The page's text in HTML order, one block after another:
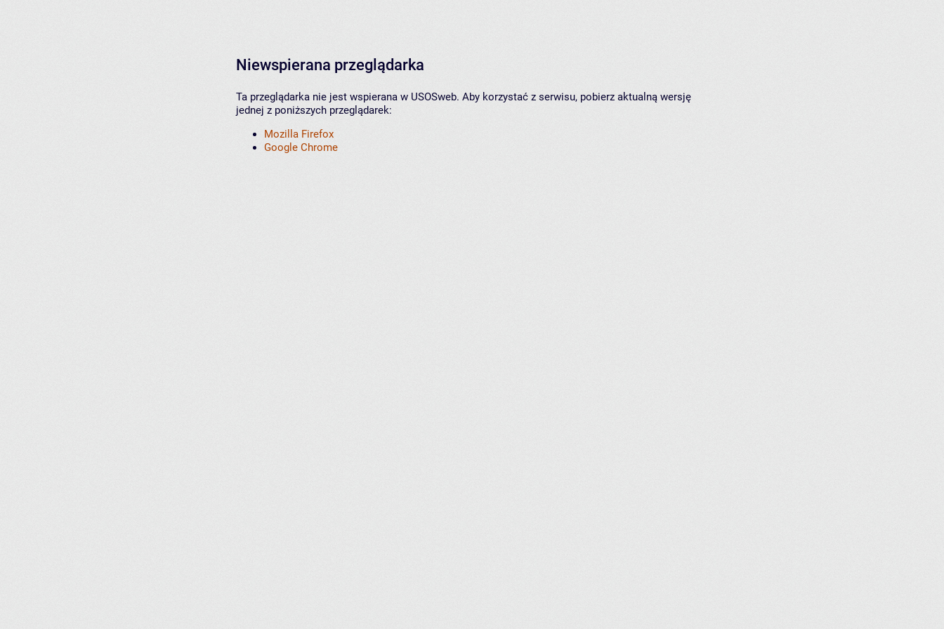
Niewspierana przeglądarka
Ta przeglądarka nie jest wspierana w USOSweb. Aby korzystać z serwisu, pobierz aktualną wersję
jednej z poniższych przeglądarek:
Mozilla Firefox
Google Chrome